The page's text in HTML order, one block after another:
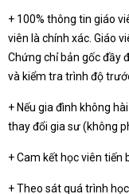
+ 100% thông tin giáo
viên là chính xác. Giáo
Chứng chỉ bản gốc đầy
và kiểm tra trình độ
+ Nếu gia đình không
thay đổi gia sư (không
+ Cam kết học viên tiến
+ Theo sát quá trình